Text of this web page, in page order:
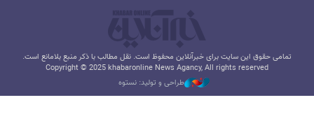
تمامی حقوق این سایت برای خبرآنلاین محفوظ است. نقل مطالب با ذکر منبع بلامانع است.
Copyright © 2025 khabaronline News Agancy, All rights reserved
طراحی و تولید: نستوه